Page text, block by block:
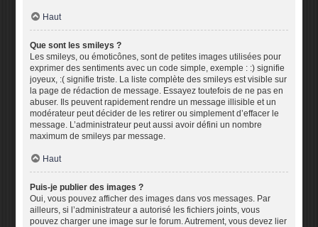
Haut
Que sont les smileys ?
Les smileys, ou émoticônes, sont de petites images utilisées pour
exprimer des sentiments avec un code simple, exemple : :) signifie
joyeux, :( signifie triste. La liste complète des smileys est visible sur
la page de rédaction de message. Essayez toutefois de ne pas en
abuser. Ils peuvent rapidement rendre un message illisible et un
modérateur peut décider de les retirer ou simplement d’effacer le
message. L’administrateur peut aussi avoir défini un nombre
maximum de smileys par message.
Haut
Puis-je publier des images ?
Oui, vous pouvez afficher des images dans vos messages. Par
ailleurs, si l’administrateur a autorisé les fichiers joints, vous
pouvez charger une image sur le forum. Autrement, vous devez lier